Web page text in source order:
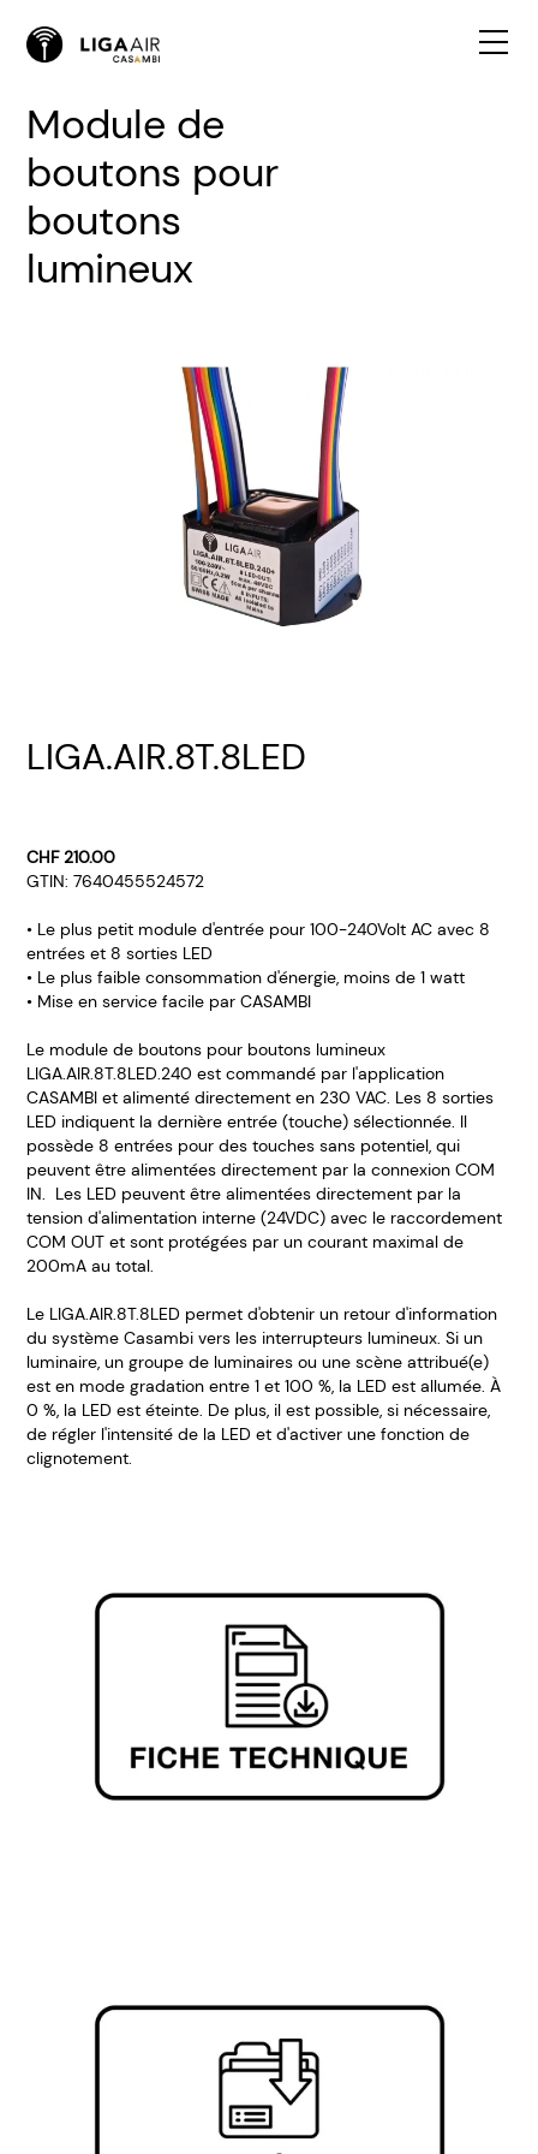
Module de
boutons pour
boutons
lumineux
LIGA.AIR.8T.8LED
CHF 210.00
GTIN: 7640455524572
• Le plus petit module d'entrée pour 100-240Volt AC avec 8
entrées et 8 sorties LED
• Le plus faible consommation d'énergie, moins de 1 watt
• Mise en service facile par CASAMBI
Le module de boutons pour boutons lumineux
LIGA.AIR.8T.8LED.240 est commandé par l'application
CASAMBI et alimenté directement en 230 VAC. Les 8 sorties
LED indiquent la dernière entrée (touche) sélectionnée. Il
possède 8 entrées pour des touches sans potentiel, qui
peuvent être alimentées directement par la connexion COM
IN. Les LED peuvent être alimentées directement par la
tension d'alimentation interne (24VDC) avec le raccordement
COM OUT et sont protégées par un courant maximal de
200mA au total.
Le LIGA.AIR.8T.8LED permet d'obtenir un retour d'information
du système Casambi vers les interrupteurs lumineux. Si un
luminaire, un groupe de luminaires ou une scène attribué(e)
est en mode gradation entre 1 et 100 %, la LED est allumée. À
0 %, la LED est éteinte. De plus, il est possible, si nécessaire,
de régler l'intensité de la LED et d'activer une fonction de
clignotement.